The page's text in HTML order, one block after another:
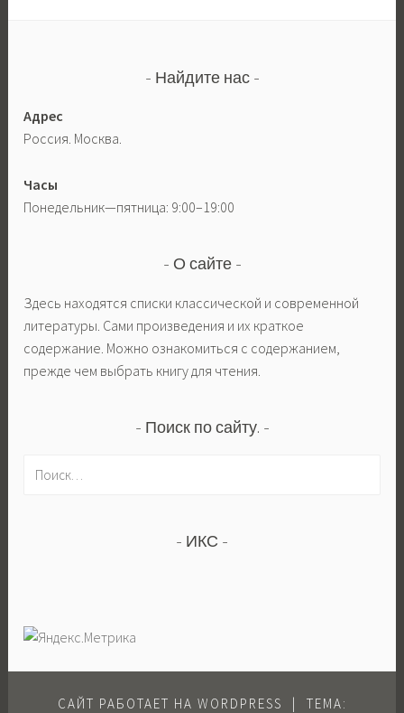
Найдите нас
Адрес
Россия. Москва.
Часы
Понедельник—пятница: 9:00–19:00
О сайте
Здесь находятся списки классической и современной
литературы. Сами произведения и их краткое
содержание. Можно ознакомиться с содержанием,
прежде чем выбрать книгу для чтения.
Поиск по сайту.
ИКС
САЙТ РАБОТАЕТ НА WORDPRESS ТЕМА: